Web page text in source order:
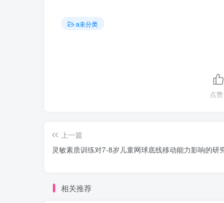
a未分类
点赞
上一篇
灵敏素质训练对7-8岁儿童网球底线移动能力影响的研
相关推荐